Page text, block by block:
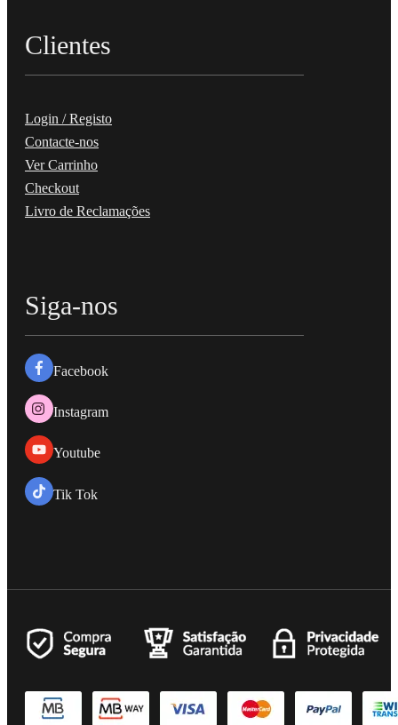
Clientes
Login / Registo
Contacte-nos
Ver Carrinho
Checkout
Livro de Reclamações
Siga-nos
Facebook
Instagram
Youtube
Tik Tok